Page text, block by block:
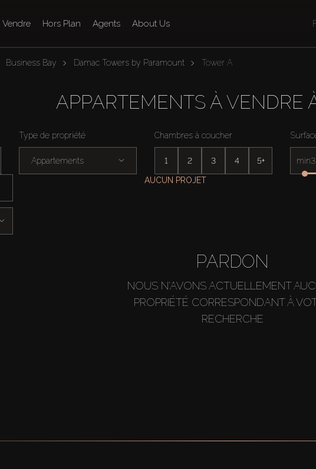
Vendre Hors Plan Agents About Us
Business Bay Damac Towers by Paramount Tower A
APPARTEMENTS À VENDRE
Type de propriété
Appartements
Chambres à coucher
1 2 3 4 5+ min
AUCUN PROJET
PARDON
NOUS N'AVONS ACTUELLEMENT
PROPRIÉTÉ CORRESPONDANT À
RECHERCHE